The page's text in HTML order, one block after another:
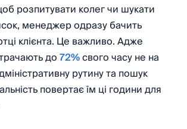
розпитувати колег чи шукати
менеджер одразу бачить
клієнта. Це важливо. Адже
до72%свого часу не на
рутину та пошук
повертає їм ці години для